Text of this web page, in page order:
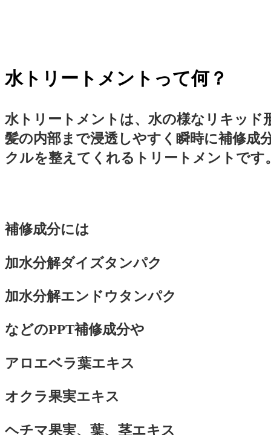
水トリートメントって何？
水トリートメントは、水の様なリキッド
髪の内部まで浸透しやすく瞬時に補修成
クルを整えてくれるトリートメントです
補修成分には
加水分解ダイズタンパク
加水分解エンドウタンパク
などのPPT補修成分や
アロエベラ葉エキス
オクラ果実エキス
ヘチマ果実、葉、茎エキス